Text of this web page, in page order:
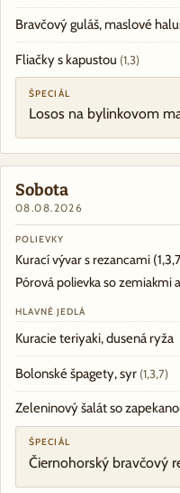
Bravčový guláš, maslové
Fliačky s kapustou (1,3)
ŠPECIÁL
Losos na bylinkovom
Sobota
08.08.2026
POLIEVKY
Kurací vývar s rezancami
Pórová polievka so zemiakmi
HLAVNÉ JEDLÁ
Kuracie teriyaki, dusená ryža
Bolonské špagety, syr (1,3,7)
Zeleninový šalát so
ŠPECIÁL
Čiernohorský bravčový